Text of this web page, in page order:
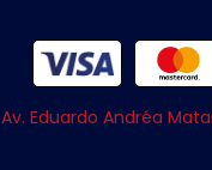
Av. Eduardo Andréa